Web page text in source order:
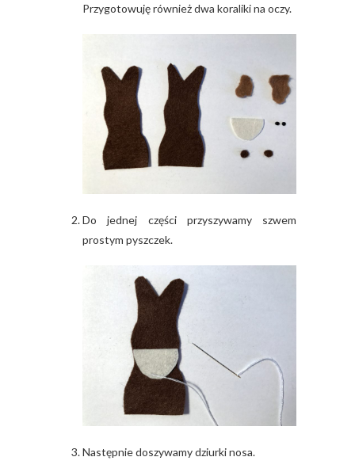
Przygotowuję również dwa koraliki na oczy.
Do jednej części przyszywamy szwem
prostym pyszczek.
Następnie doszywamy dziurki nosa.